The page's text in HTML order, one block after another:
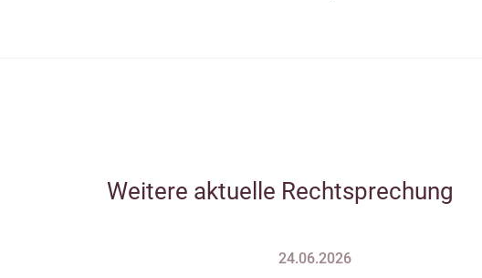
Weitere aktuelle Rechtsprechung
24.06.2026